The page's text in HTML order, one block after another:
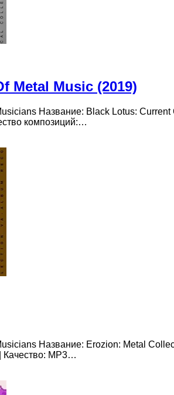
Metal Music (2019)
Название: Black Lotus:
композиций:…
Название: Erozion: Metal
Качество: MP3…